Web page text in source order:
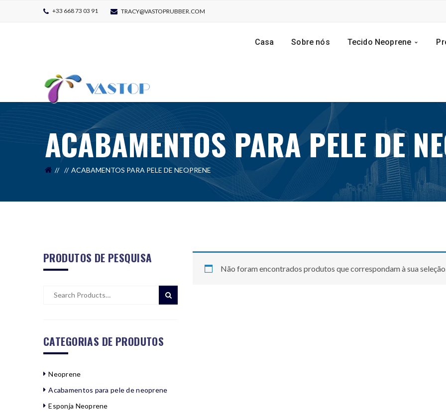
+33 668 73 03 91 TRACY@VASTOPRUBBER.COM
Casa Sobre nós Tecido Neoprene
ACABAMENTOS PARA PELE DE
ACABAMENTOS PARA PELE DE NEOPRENE
PRODUTOS DE PESQUISA
CATEGORIAS DE PRODUTOS
Neoprene
Acabamentos para pele de neoprene
Esponja Neoprene
Não foram encontrados produtos que correspondam à sua